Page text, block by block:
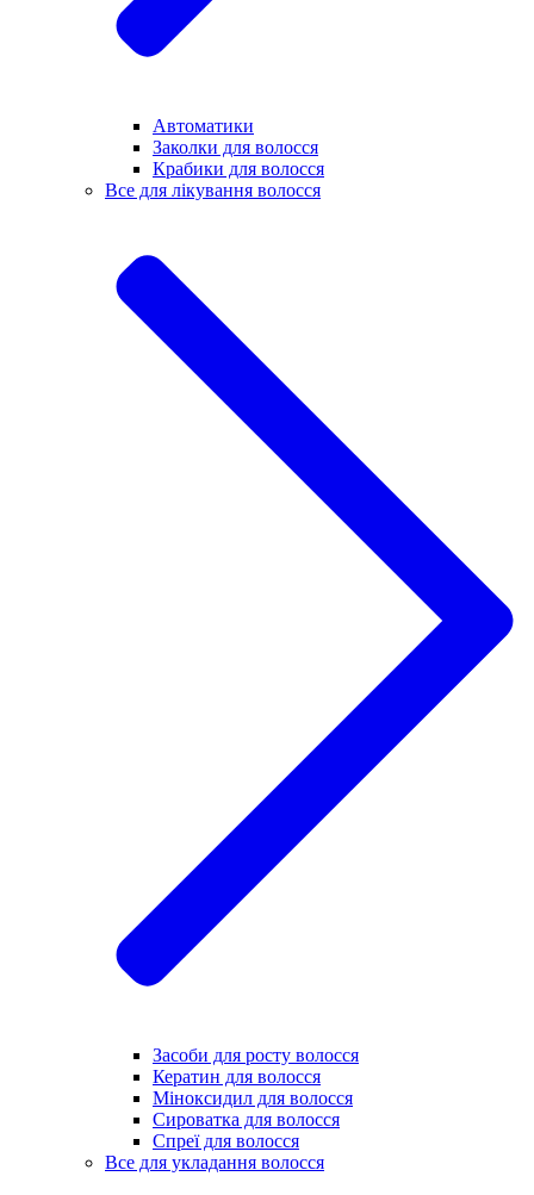
Автоматики
Заколки для волосся
Крабики для волосся
Все для лікування волосся
Засоби для росту волосся
Кератин для волосся
Міноксидил для волосся
Сироватка для волосся
Спреї для волосся
Все для укладання волосся